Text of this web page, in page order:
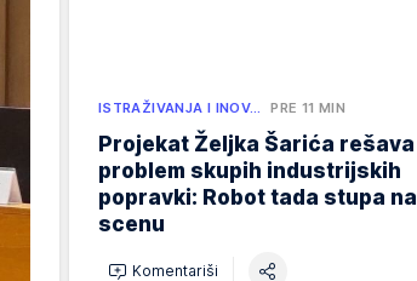
ISTRAŽIVANJA I INOV… PRE 11 MIN
Projekat Željka Šarića rešava
problem skupih industrijskih
popravki: Robot tada stupa na
scenu
Komentariši